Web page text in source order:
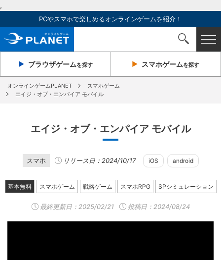
,
PCやスマホで楽しめるオンラインゲームを紹介！
ブラウザゲームを探す スマホゲームを探す
オンラインゲームPLANET
スマホゲーム
エイジ・オブ・エンパイア モバイル
エイジ・オブ・エンパイア モバイル
スマホ リリース日：2024/10/17 iOS android
基本無料 スマホゲーム 戦略ゲーム スマホRPG SPシミュレーション
最終更新日： 2025/02/21 投稿日：2024/08/24